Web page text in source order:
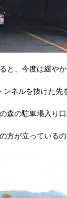
と、今度は緩やか
ネルを抜けた先
森の駐車場入り口
方が立っている